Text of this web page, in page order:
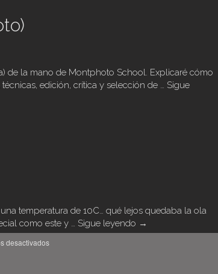
de la mano de Montphoto School. Explicaré cómo
edición, crítica y selección de … Sigue
temperatura de 10C… qué lejos quedaba la ola
como este y … Sigue leyendo →
desactivados